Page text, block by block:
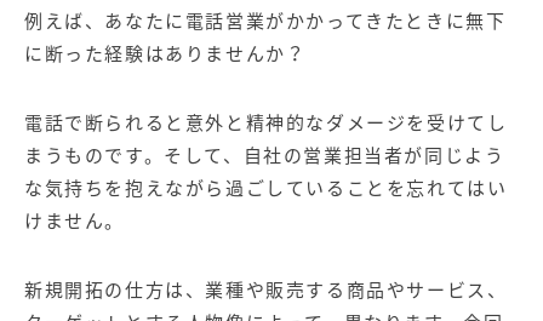
【塾・個別塾業界向け】新規
集客Web広告パッケージ
サイトアクセス増加パッケー
商圏ねらいうちパッケージ 求人パッケージ
Web制作の製品
WEBプラス
例えば、あなたに電話営業がかかってきたときに無下
に断った経験はありませんか？
電話で断られると意外と精神的なダメージを受けてし
まうものです。そして、自社の営業担当者が同じよう
な気持ちを抱えながら過ごしていることを忘れてはい
けません。
新規開拓の仕方は、業種や販売する商品やサービス、